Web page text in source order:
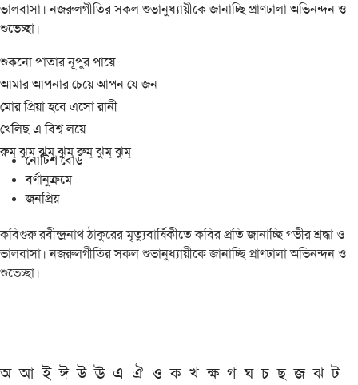
ভালবাসা। নজরুলগীতির সকল শুভানুধ্যায়ীকে জানাচ্ছি প্রাণঢালা অভিনন্দন ও
শুভেচ্ছা।
শুকনো পাতার নূপুর পায়ে
আমার আপনার চেয়ে আপন যে জন
মোর প্রিয়া হবে এসো রানী
খেলিছ এ বিশ্ব লয়ে
রুম্ ঝুম্ ঝুম্ ঝুম্ রুম্ ঝুম্ ঝুম্
নোটিশ বোর্ড
বর্ণানুক্রমে
জনপ্রিয়
কবিগুরু রবীন্দ্রনাথ ঠাকুরের মৃত্যুবার্ষিকীতে কবির প্রতি জানাচ্ছি গভীর শ্রদ্ধা ও
ভালবাসা। নজরুলগীতির সকল শুভানুধ্যায়ীকে জানাচ্ছি প্রাণঢালা অভিনন্দন ও
শুভেচ্ছা।
অ আ ই ঈ উ ঊ এ ঐ ও ক খ ক্ষ গ ঘ চ ছ জ ঝ ট